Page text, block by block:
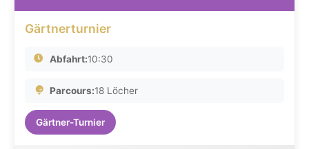
Gärtnerturnier
Abfahrt:10:30
Parcours:18 Löcher
Gärtner-Turnier